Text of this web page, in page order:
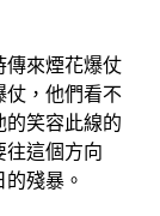
傳來煙花爆仗
仗，他們看不
的笑容此線的
往這個方向
殘暴。